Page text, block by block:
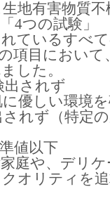
地有害物質
4つの試験」
ているすべ
項目におい
した。
出されず
優しい環境
れず（特定
値以下
庭や、デリ
オリティを